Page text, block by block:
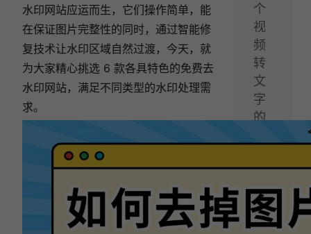
水印网站应运而生，它们操作简单，能
在保证图片完整性的同时，通过智能修
复技术让水印区域自然过渡，今天，就
为大家精心挑选 6 款各具特色的免费去
水印网站，满足不同类型的水印处理需
求。
个
视
频
转
文
字
的
帮
你
搞
定!